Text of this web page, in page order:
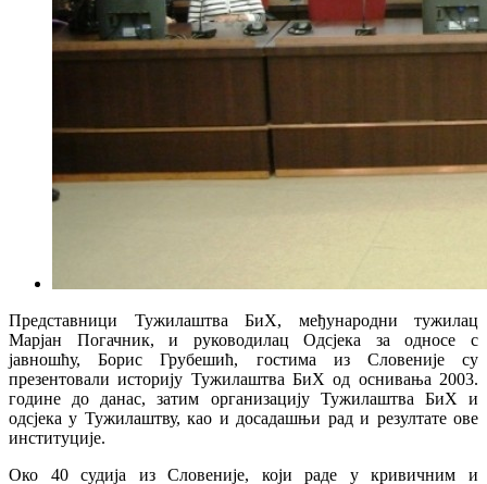
Представници Тужилаштва БиХ, међународни тужилац
Марјан Погачник, и руководилац Одсјека за односе с
јавношћу, Борис Грубешић, гостима из Словеније су
презентовали историју Тужилаштва БиХ од оснивања 2003.
године до данас, затим организацију Тужилаштва БиХ и
одсјека у Тужилаштву, као и досадашњи рад и резултате ове
институције.
Око 40 судија из Словеније, који раде у кривичним и